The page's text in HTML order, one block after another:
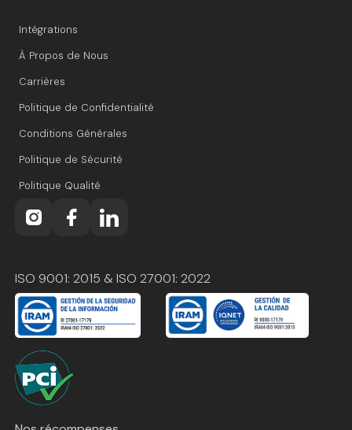
Intégrations
À Propos de Nous
Carrières
Politique de Confidentialité
Conditions Générales
Politique de Sécurité
Politique Qualité
ISO 9001: 2015 & ISO 27001: 2022